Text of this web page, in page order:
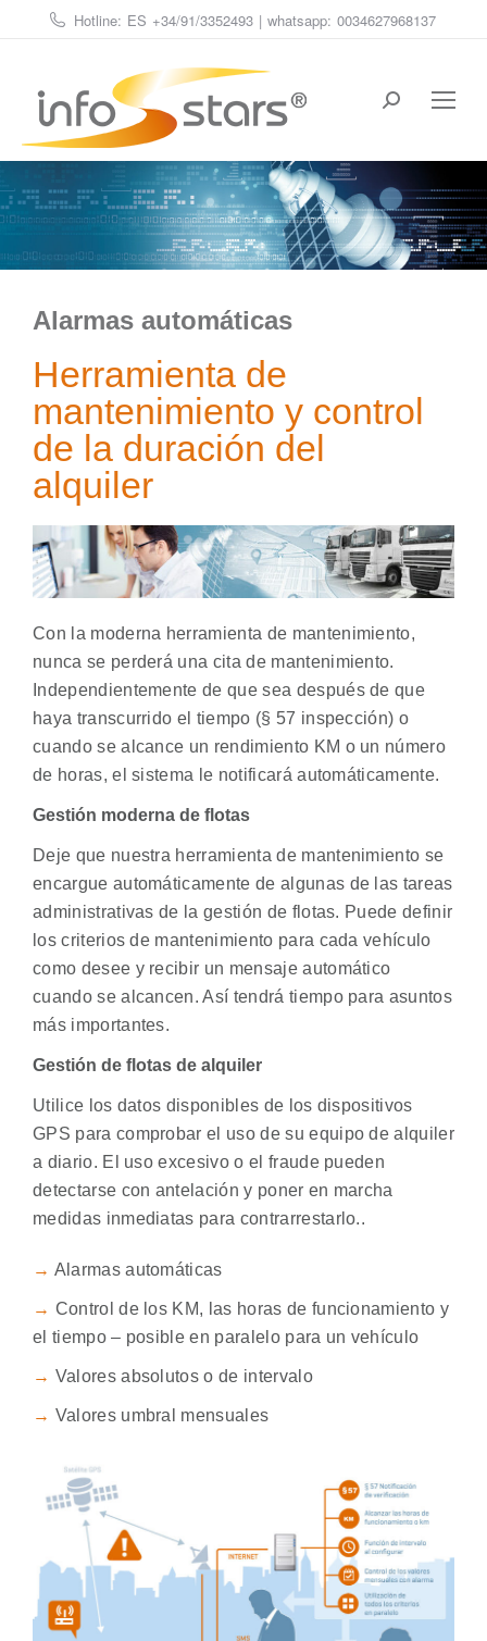
Hotline: ES +34/91/3352493 | whatsapp: 0034627968137
Estás aquí:
Alarmas automáticas
Herramienta de
mantenimiento y control
de la duración del
alquiler
Con la moderna herramienta de mantenimiento,
nunca se perderá una cita de mantenimiento.
Independientemente de que sea después de que
haya transcurrido el tiempo (§ 57 inspección) o
cuando se alcance un rendimiento KM o un número
de horas, el sistema le notificará automáticamente.
Gestión moderna de flotas
Deje que nuestra herramienta de mantenimiento se
encargue automáticamente de algunas de las tareas
administrativas de la gestión de flotas. Puede definir
los criterios de mantenimiento para cada vehículo
como desee y recibir un mensaje automático
cuando se alcancen. Así tendrá tiempo para asuntos
más importantes.
Gestión de flotas de alquiler
Utilice los datos disponibles de los dispositivos
GPS para comprobar el uso de su equipo de alquiler
a diario. El uso excesivo o el fraude pueden
detectarse con antelación y poner en marcha
medidas inmediatas para contrarrestarlo..
→ Alarmas automáticas
→ Control de los KM, las horas de funcionamiento y
el tiempo – posible en paralelo para un vehículo
→ Valores absolutos o de intervalo
→ Valores umbral mensuales